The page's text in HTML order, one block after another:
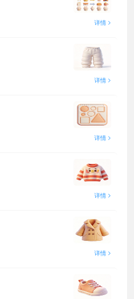
详情 >
详情 >
详情 >
详情 >
详情 >